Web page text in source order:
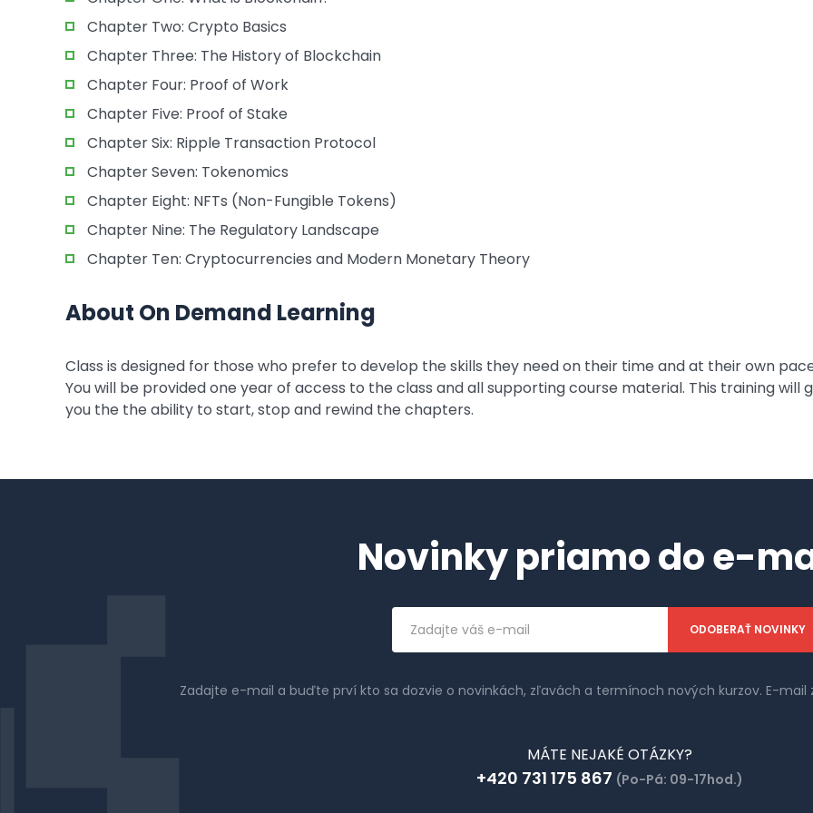
Chapter Two: Crypto Basics
Chapter Three: The History of Blockchain
Chapter Four: Proof of Work
Chapter Five: Proof of Stake
Chapter Six: Ripple Transaction Protocol
Chapter Seven: Tokenomics
Chapter Eight: NFTs (Non-Fungible Tokens)
Chapter Nine: The Regulatory Landscape
Chapter Ten: Cryptocurrencies and Modern Monetary Theory
About On Demand Learning
Class is designed for those who prefer to develop the skills they need on their time and at their own
You will be provided one year of access to the class and all supporting course material. This training will
you the the ability to start, stop and rewind the chapters.
Novinky priamo do e-
Emailová
adresa
Zadajte e-mail a buďte prví kto sa dozvie o novinkách, zľavách a termínoch nových kurzov. E-
MÁTE NEJAKÉ OTÁZKY?
+420 731 175 867 (Po-Pá: 09-17hod.)